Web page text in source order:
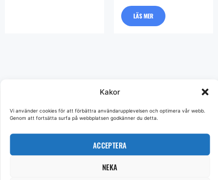
Kakor
Vi använder cookies för att förbättra användarupplevelsen och optimera vår webb.
Genom att fortsätta surfa på webbplatsen godkänner du detta.
ACCEPTERA
NEKA
LÄS MER
Hos Hedlunds Golv finns alla typer av golv och tillbehör. Vi har ett stort